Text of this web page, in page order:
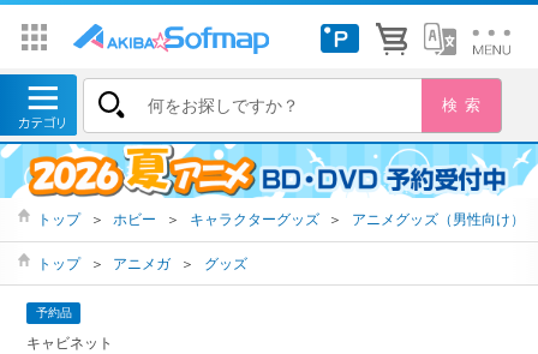
トップ ＞ ホビー ＞ キャラクターグッズ ＞ アニメグッズ（男性向け）
トップ ＞ アニメガ ＞ グッズ
予約品
キャビネット